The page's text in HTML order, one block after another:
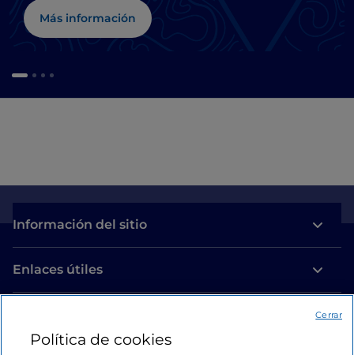
Más información
Información del sitio
Enlaces útiles
Estamos en contacto
Política de cookies
Cerrar